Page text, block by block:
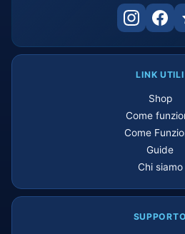
LINK UTILI
Shop
Come
Come
Guide
Chi siamo
SUPPORTO